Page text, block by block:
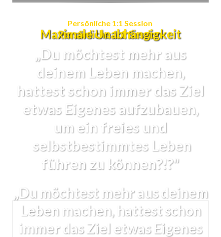
Persönliche 1:1 Session
Persönliche 1:1 Session
Maximale Unabhängigkeit
„Du möchtest mehr aus
deinem Leben machen,
hattest schon immer das Ziel
etwas Eigenes aufzubauen,
um ein freies und
selbstbestimmtes Leben
führen zu können?!?"
„Du möchtest mehr aus deinem
Leben machen, hattest schon
immer das Ziel etwas Eigenes